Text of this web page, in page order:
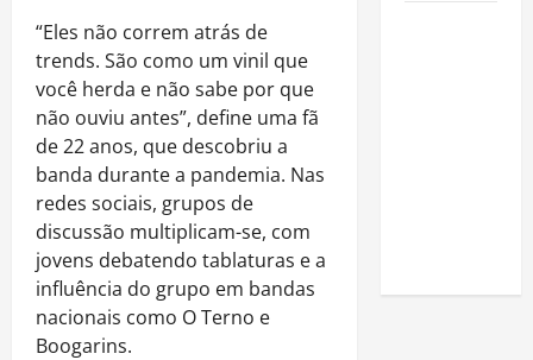
“Eles não correm atrás de
trends. São como um vinil que
você herda e não sabe por que
não ouviu antes”, define uma fã
de 22 anos, que descobriu a
banda durante a pandemia. Nas
redes sociais, grupos de
discussão multiplicam-se, com
jovens debatendo tablaturas e a
influência do grupo em bandas
nacionais como O Terno e
Boogarins.